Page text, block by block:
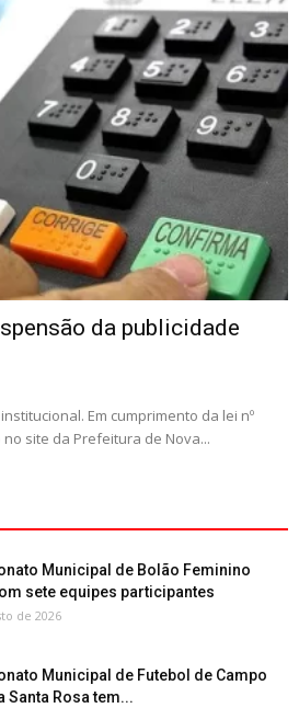
da publicidade
Em cumprimento da lei nº
site da Prefeitura de Nova...
Municipal de Bolão Feminino
sete equipes participantes
de 2026
Municipal de Futebol de Campo
Santa Rosa tem...